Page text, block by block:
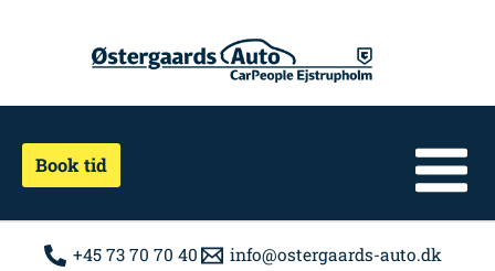
Book tid
+45 73 70 70 40 info@ostergaards-auto.dk